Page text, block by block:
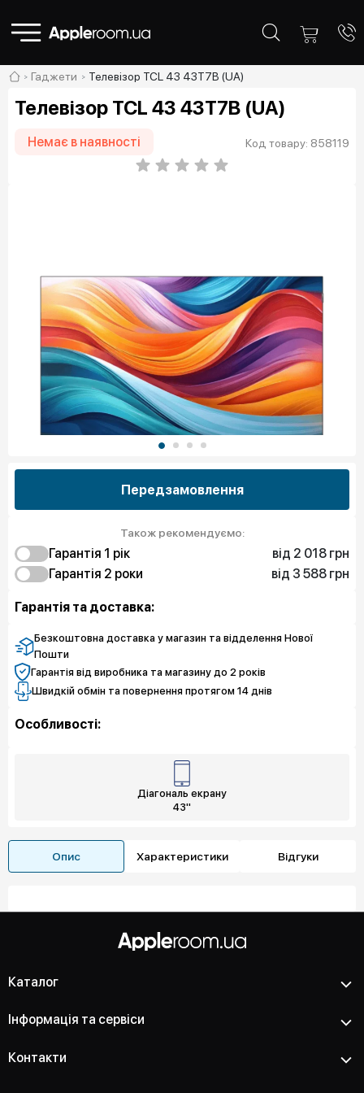
Гаджети Телевізор TCL 43 43T7B (UA)
Телевізор TCL 43 43T7B (UA)
Немає в наявності Код товару: 858119
Передзамовлення
Також рекомендуємо:
Гарантія 1 рік
від 2 018 грн
Захист від браку
2 018 грн
Гарантія 2 роки
від 3 588 грн
Захист екрану
Гарантія та доставка:
Безкоштовна доставка у магазин та відделення Нової
Пошти
Гарантія від виробника та магазину до 2 років
Швидкій обмін та повернення протягом 14 днів
Особливості:
Діагональ екрану
43"
Опис Характеристики Відгуки
Каталог
Інформація та сервіси
Контакти